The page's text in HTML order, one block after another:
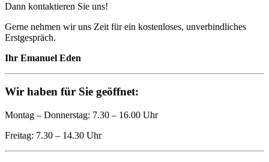
Dann kontaktieren Sie uns!
Gerne nehmen wir uns Zeit für ein kostenloses, unverbindliches
Erstgespräch.
Ihr Emanuel Eden
Wir haben für Sie geöffnet:
Montag – Donnerstag: 7.30 – 16.00 Uhr
Freitag: 7.30 – 14.30 Uhr